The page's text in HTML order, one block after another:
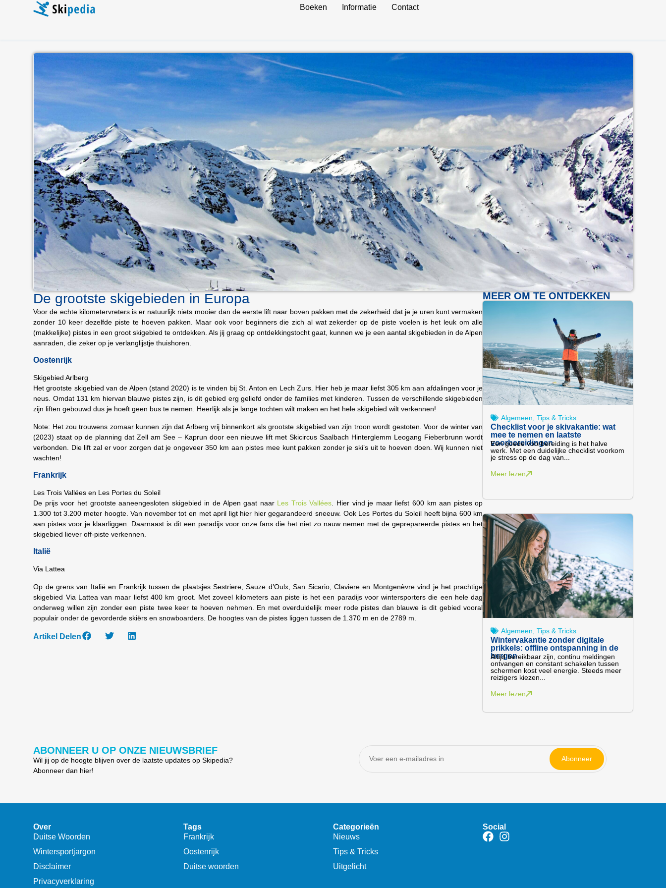
Boeken Informatie Contact
De grootste skigebieden in Europa
Voor de echte kilometervreters is er natuurlijk niets mooier dan de eerste lift naar boven pakken met de zekerheid dat je je uren kunt vermaken
zonder 10 keer dezelfde piste te hoeven pakken. Maar ook voor beginners die zich al wat zekerder op de piste voelen is het leuk om alle
(makkelijke) pistes in een groot skigebied te ontdekken. Als jij graag op ontdekkingstocht gaat, kunnen we je een aantal skigebieden in de Alpen
aanraden, die zeker op je verlanglijstje thuishoren.
Oostenrijk
Skigebied Arlberg
Het grootste skigebied van de Alpen (stand 2020) is te vinden bij St. Anton en Lech Zurs. Hier heb je maar liefst 305 km aan afdalingen voor je
neus. Omdat 131 km hiervan blauwe pistes zijn, is dit gebied erg geliefd onder de families met kinderen. Tussen de verschillende skigebieden
zijn liften gebouwd dus je hoeft geen bus te nemen. Heerlijk als je lange tochten wilt maken en het hele skigebied wilt verkennen!
Note: Het zou trouwens zomaar kunnen zijn dat Arlberg vrij binnenkort als grootste skigebied van zijn troon wordt gestoten. Voor de winter van
(2023) staat op de planning dat Zell am See – Kaprundoor een nieuwe lift met Skicircus Saalbach Hinterglemm Leogang Fieberbrunn wordt
verbonden. Die lift zal er voor zorgen dat je ongeveer 350 km aan pistes mee kunt pakken zonder je ski’s uit te hoeven doen. Wij kunnen niet
wachten!
Frankrijk
Les Trois Vallées en Les Portes du Soleil
De prijs voor het grootste aaneengesloten skigebied in de Alpen gaat naar Les Trois Vallées . Hier vind je maar liefst 600 km aan pistes op
1.300 tot 3.200 meter hoogte. Van november tot en met april ligt hier hier gegarandeerd sneeuw. Ook Les Portes du Soleil heeft bijna 600 km
aan pistes voor je klaarliggen. Daarnaast is dit een paradijs voor onze fans die het niet zo nauw nemen met de geprepareerde pistes en het
skigebied liever off-piste verkennen.
Italië
Via Lattea
Op de grens van Italië en Frankrijk tussen de plaatsjes Sestriere, Sauze d’Oulx, ​San Sicario, Claviere en Montgenèvre vind je het prachtige
skigebied Via Lattea van maar liefst 400 km groot. Met zoveel kilometers aan piste is het een paradijs voor wintersporters die een hele dag
onderweg willen zijn zonder een piste twee keer te hoeven nehmen. En met overduidelijk meer rode pistes dan blauwe is dit gebied vooral
populair onder de gevorderde skiërs en snowboarders. De hoogtes van de pistes liggen tussen de 1.370 m en de 2789 m.
Artikel Delen
MEER OM TE ONTDEKKEN
Algemeen ,Tips & Tricks
Checklist voor je skivakantie: wat
mee te nemen en laatste
voorbereidingen
Een goede voorbereiding is het halve
werk. Met een duidelijke checklist voorkom
je stress op de dag van...
Meer lezen
Algemeen ,Tips & Tricks
Wintervakantie zonder digitale
prikkels: offline ontspanning in de
bergen
Altijd bereikbaar zijn, continu meldingen
ontvangen en constant schakelen tussen
schermen kost veel energie. Steeds meer
reizigers kiezen...
Meer lezen
ABONNEER U OP ONZE NIEUWSBRIEF
Wil jij op de hoogte blijven over de laatste updates op Skipedia?
Abonneer dan hier!
Abonneer
Over
Duitse Woorden
Wintersportjargon
Disclaimer
Privacyverklaring
Tags
Frankrijk
Oostenrijk
Duitse woorden
Categorieën
Nieuws
Tips & Tricks
Uitgelicht
Social